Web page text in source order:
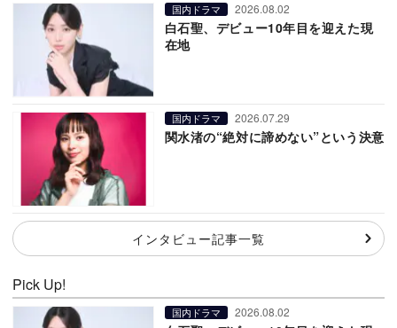
国内ドラマ 2026.08.02
白石聖、デビュー10年目を迎えた現
在地
国内ドラマ 2026.07.29
関水渚の“絶対に諦めない”という決意
インタビュー記事一覧
Pick Up!
国内ドラマ 2026.08.02